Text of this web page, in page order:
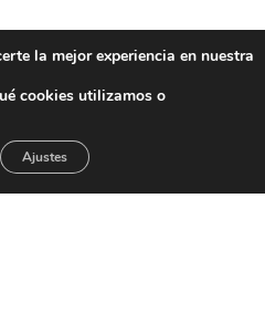
la mejor experiencia en nuestra
cookies utilizamos o
Ajustes